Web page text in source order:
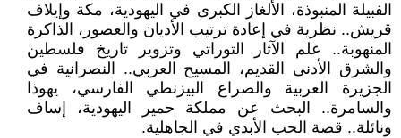
الفبيلة المنبوذة، الألغاز الكبرى في اليهودية، مكة وإيلاف
قريش.. نظرية في إعادة ترتيب الأديان والعصور، الذاكرة
المنهوبة.. علم الآثار التوراتي وتزوير تاريخ فلسطين
والشرق الأدنى القديم، المسيح العربي.. النصرانية في
الجزيرة العربية والصراع البيزنطي الفارسي، يهوذا
والسامرة.. البحث عن مملكة حمير اليهودية، إساف
ونائلة.. قصة الحب الأبدي في الجاهلية.